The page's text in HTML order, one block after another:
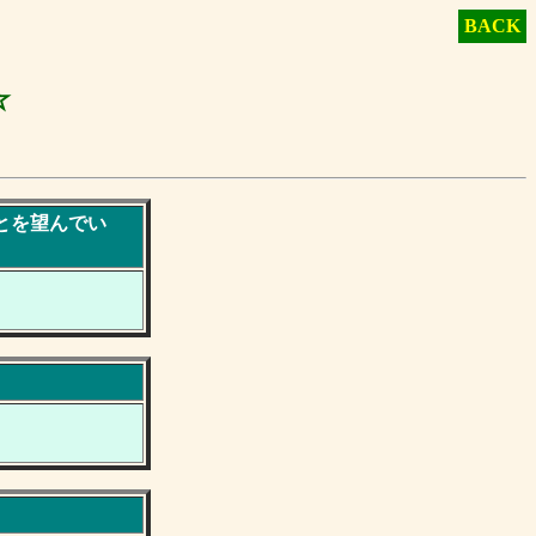
BACK
を望んでい